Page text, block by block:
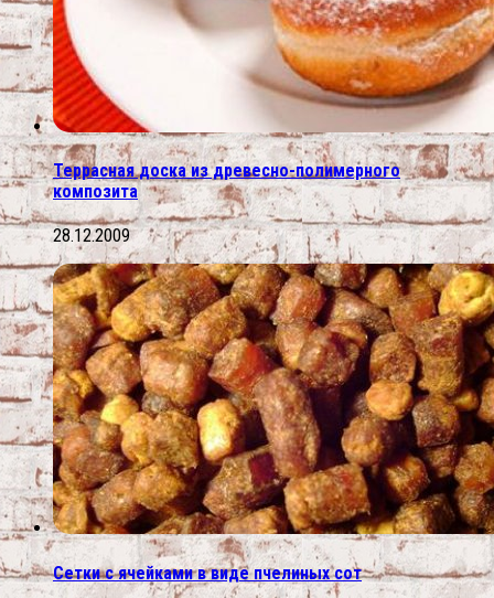
Террасная доска из древесно-полимерного
композита
28.12.2009
Сетки с ячейками в виде пчелиных сот